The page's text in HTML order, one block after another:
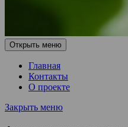
Открыть меню
Главная
Контакты
О проекте
Закрыть меню